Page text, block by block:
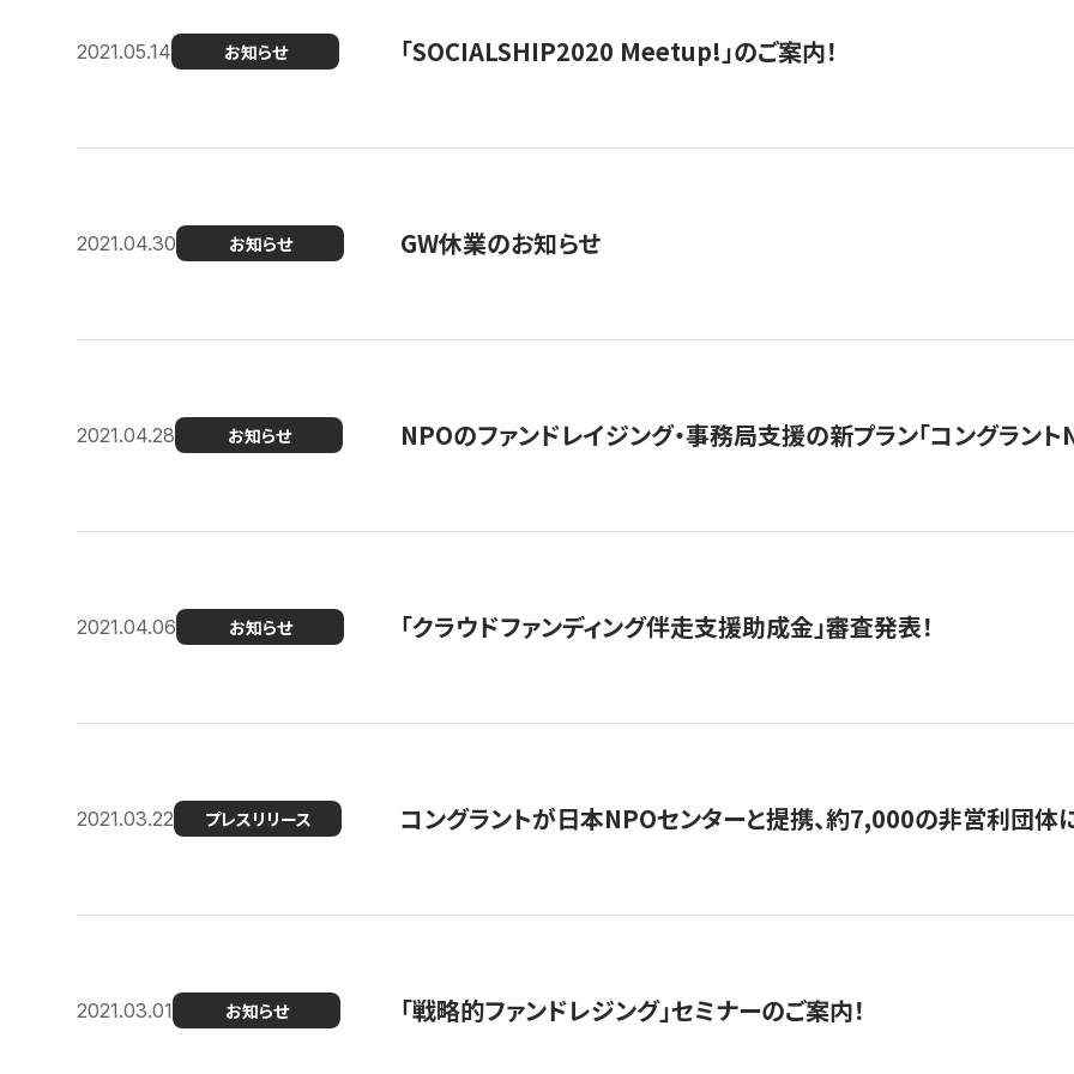
2021.05.14 お知らせ 「SOCIALSHIP2020 Meetup!」のご案内！
2021.04.30 お知らせ GW休業のお知らせ
2021.04.28 お知らせ NPOのファンドレイジング・事務局支援の新プラン「コングラント
2021.04.06 お知らせ 「クラウドファンディング伴走支援助成金」審査発表！
2021.03.22 プレスリリース コングラントが日本NPOセンターと提携、約7,000の非営利団体
2021.03.01 お知らせ 「戦略的ファンドレジング」セミナーのご案内！